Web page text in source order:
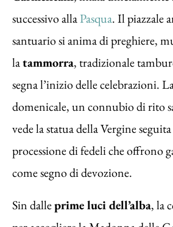
successivo allaPasqua. Il piazzale
santuario si anima di preghiere,
latammorra, tradizionale
segna l’inizio delle celebrazioni.
domenicale, un connubio di rito
vede la statua della Vergine
processione di fedeli che offrono
come segno di devozione.
Sin dalleprime luci dell’alba, la